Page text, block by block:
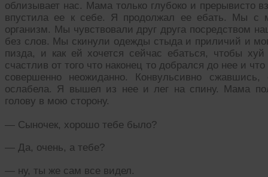
облизывает нас. Мама только глубоко и прерывисто
впустила ее к себе. Я продолжал ее ебать. Мы с
организм. Мы чувствовали друг друга посредством
без слов. Мы скинули одежды стыда и приличий и
пизда, и как ей хочется сейчас ебаться, чтобы
счастлив от того что наконец то добрался до нее и
совершенно неожиданно. Конвульсивно
ослабела. Я вышел из нее и лег на спину. Мама
голову в мою сторону.
— Сыночек, хорошо тебе было?
— Да, очень, а тебе?
— ну, ты же сам все видел.